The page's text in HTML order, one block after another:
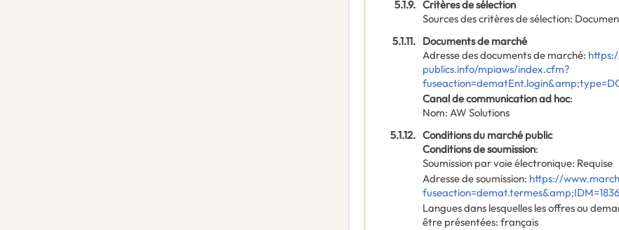
5.1.9. Critères de sélection
Sources des critères de sélection:
5.1.11. Documents de marché
Adresse des documents de marché:
publics.info/mpiaws/index.cfm?
Canal de communication ad hoc:
Nom: AW Solutions
5.1.12. Conditions du marché public
Conditions de soumission:
Soumission par voie électronique: Requise
Adresse de soumission: https://
Langues dans lesquelles les offres ou
être présentées: français